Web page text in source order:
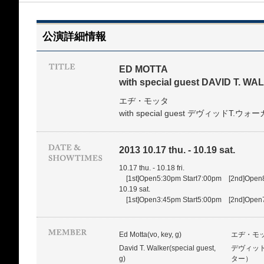
公演詳細情報
ED MOTTA
with special guest DAVID T.
エヂ・モッタ
with special guest デヴィッドT.ウォー
2013 10.17 thu. - 10.19 sat.
10.17 thu. - 10.18 fri.
[1st]Open5:30pm Start7:00pm
10.19 sat.
[1st]Open3:45pm Start5:00pm
Ed Motta(vo, key, g)
エヂ・モ
David T. Walker(special guest,
g)
デヴィッ
ター）